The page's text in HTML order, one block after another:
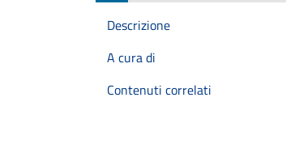
Descrizione
A cura di
Contenuti correlati